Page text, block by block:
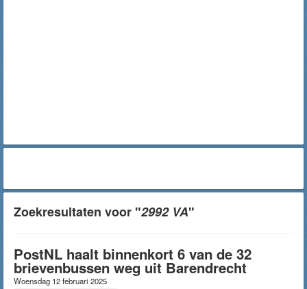
Zoekresultaten voor "2992 VA"
PostNL haalt binnenkort 6 van de 32
brievenbussen weg uit Barendrecht
Woensdag 12 februari 2025